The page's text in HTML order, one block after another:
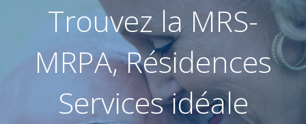
Trouvez la MRS-
MRPA, Résidences
Services idéale